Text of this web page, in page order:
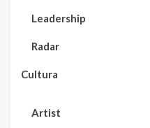
Leadership
Radar
Cultura
Artist